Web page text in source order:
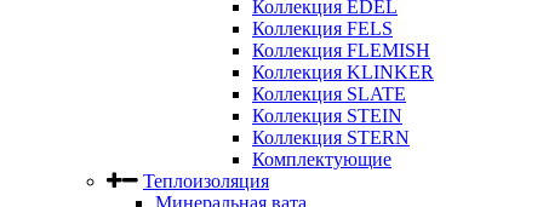
Коллекция EDEL
Коллекция FELS
Коллекция FLEMISH
Коллекция KLINKER
Коллекция SLATE
Коллекция STEIN
Коллекция STERN
Комплектующие
Теплоизоляция
Минеральная вата